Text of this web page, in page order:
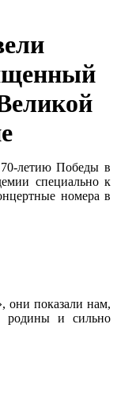
70-летию Победы в
специально к
номера в
они показали нам,
родины и сильно